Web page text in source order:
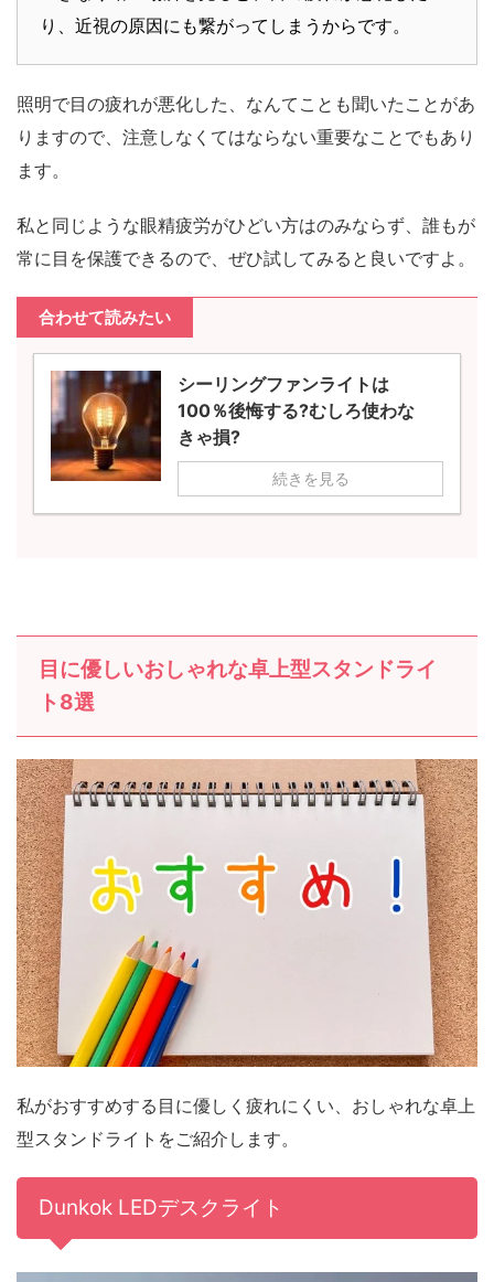
り、近視の原因にも繋がってしまうからです。
照明で目の疲れが悪化した、なんてことも聞いたことがあ
りますので、注意しなくてはならない重要なことでもあり
ます。
私と同じような眼精疲労がひどい方はのみならず、誰もが
常に目を保護できるので、ぜひ試してみると良いですよ。
合わせて読みたい
シーリングファンライトは
100％後悔する?むしろ使わな
きゃ損?
続きを見る
目に優しいおしゃれな卓上型スタンドライ
ト8選
私がおすすめする目に優しく疲れにくい、おしゃれな卓上
型スタンドライトをご紹介します。
Dunkok LEDデスクライト